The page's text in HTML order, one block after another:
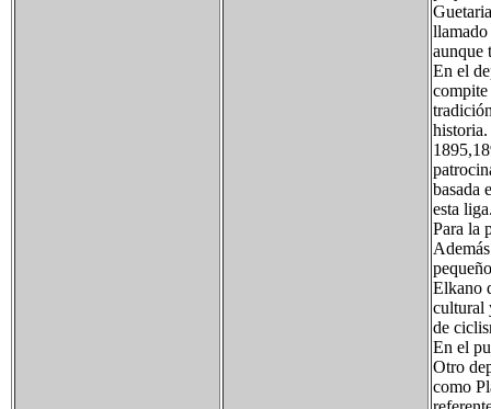
llamado
aunque
En el
compite
historia.
basada
esta
Para la
Elkano
cultural
de
En el
Otro
como